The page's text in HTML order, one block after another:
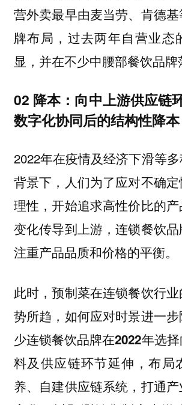
营外卖最早由麦当劳、肯德
牌布局，过去两年自营业态
显，并在不少中腰部餐饮品牌
02 降本：向中上游供应链
数字化协同后的结构性降本
2022年在疫情及经济下滑等
背景下，人们为了应对不确
理性，开始追求高性价比的
变化传导到上游，连锁餐饮
注重产品品质和价格的平衡。
此时，预制菜在连锁餐饮行
势所趋，如何应对时景进一
少连锁餐饮品牌在2022年选
料及供应链环节延伸，布局
养、自建供应链系统，打通